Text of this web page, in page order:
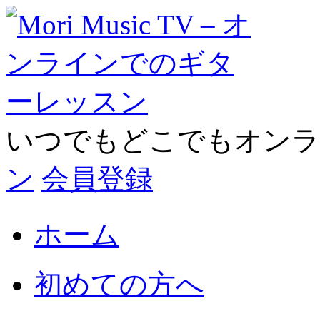
いつでもどこでもオン
ン 会員登録
ホーム
初めての方へ